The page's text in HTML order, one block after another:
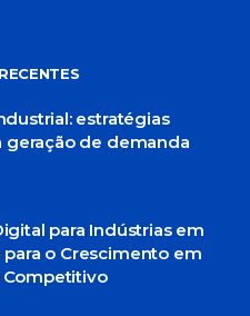
estratégias
geração de demanda
para Indústrias em
para o Crescimento em
Competitivo